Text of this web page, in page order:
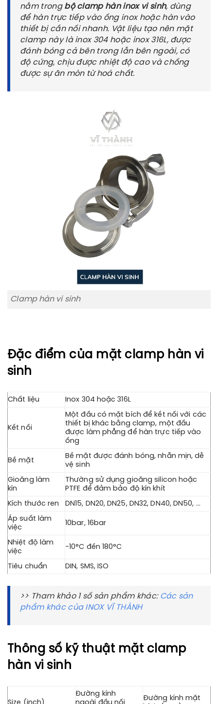
nằm trong bộ clamp hàn inox vi sinh, dùng
để hàn trực tiếp vào ống inox hoặc hàn vào
thiết bị cần nối nhanh. Vật liệu tạo nên mặt
clamp này là inox 304 hoặc inox 316L, được
đánh bóng cả bên trong lẫn bên ngoài, có
độ cứng, chịu được nhiệt độ cao và chống
được sự ăn mòn từ hoá chất.
Clamp hàn vi sinh
Đặc điểm của mặt clamp hàn vi
sinh
Chất liệu Inox 304 hoặc 316L
Kết nối
Một đầu có mặt bích để kết nối với các
thiết bị khác bằng clamp, một đầu
được làm phẳng để hàn trực tiếp vào
ống
Bề mặt
Bề mặt được đánh bóng, nhẵn mịn, dễ
vệ sinh
Gioăng làm
kín
Thường sử dụng gioăng silicon hoặc
PTFE để đảm bảo độ kín khít
Kích thước ren
DN15, DN20, DN25, DN32, DN40, DN50, …
Áp suất làm
việc
10bar, 16bar
Nhiệt độ làm
việc
-10°C đến 180°C
Tiêu chuẩn DIN, SMS, ISO
>> Tham khảo 1 số sản phẩm khác: Các sản
phẩm khác của INOX VĨ THÀNH
Thông số kỹ thuật mặt clamp
hàn vi sinh
Đường kính
Đường kính mặt